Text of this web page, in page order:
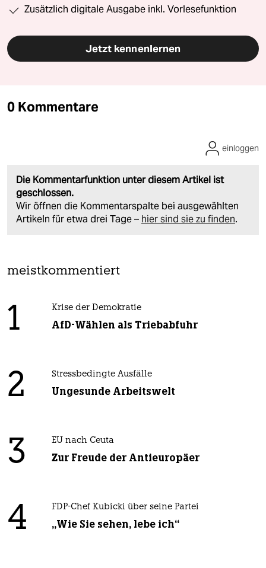
Zusätzlich digitale Ausgabe inkl. Vorlesefunktion
Jetzt kennenlernen
0 Kommentare
Die Kommentarfunktion unter diesem Artikel ist
geschlossen.
Wir öffnen die Kommentarspalte bei ausgewählten
Artikeln für etwa drei Tage – hier sind sie zu finden.
einloggen
meistkommentiert
1 Krise der Demokratie
AfD-Wählen als Triebabfuhr
2 Stressbedingte Ausfälle
Ungesunde Arbeitswelt
3 EU nach Ceuta
Zur Freude der Antieuropäer
4 FDP-Chef Kubicki über seine Partei
„Wie Sie sehen, lebe ich“